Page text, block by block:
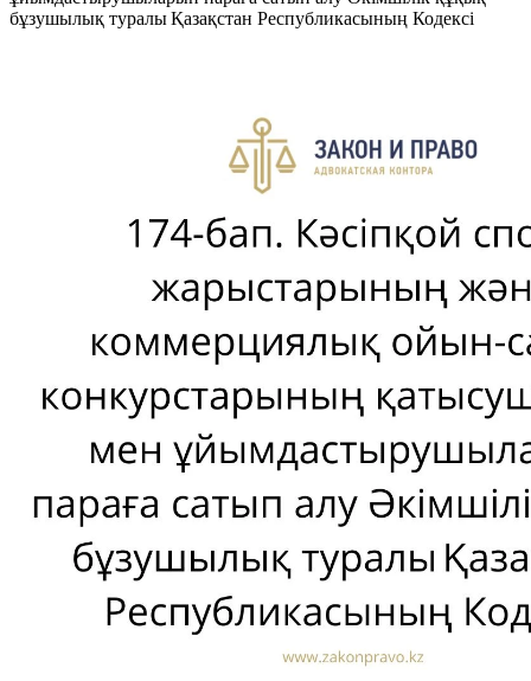
бұзушылық туралы Қазақстан Республикасының Кодексі